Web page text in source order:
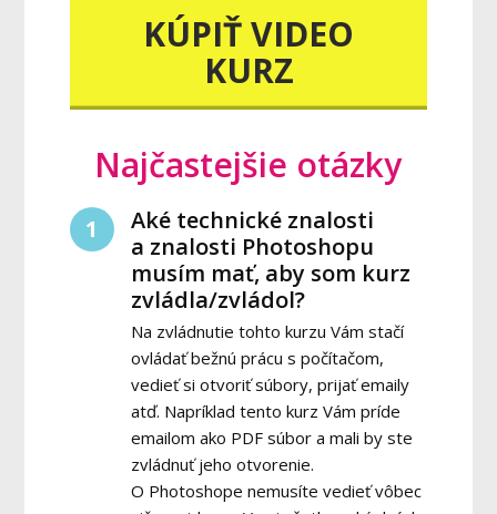
KÚPIŤ VIDEO
KURZ
Najčastejšie otázky
1
Aké technické znalosti
a znalosti Photoshopu
musím mať, aby som kurz
zvládla/zvládol?
Na zvládnutie tohto kurzu Vám stačí
ovládať bežnú prácu s počítačom,
vedieť si otvoriť súbory, prijať emaily
atď. Napríklad tento kurz Vám príde
emailom ako PDF súbor a mali by ste
zvládnuť jeho otvorenie.
O Photoshope nemusíte vedieť vôbec